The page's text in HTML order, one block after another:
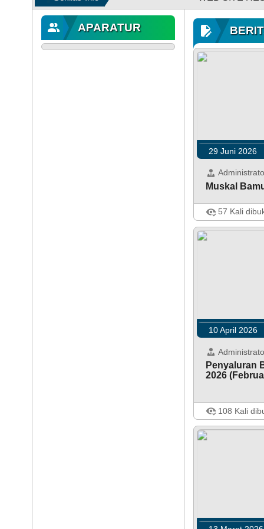
APARATUR
29 Juni 2026
Muskal
57 Kali
Jatisarono -
2026
Kalurahan
penyusunan
tahun 2027
10 April 2026
Penyaluran
2026
108 Kali
Jatisarono
Penyaluran
dan Minyak
Kanwil
Februari -